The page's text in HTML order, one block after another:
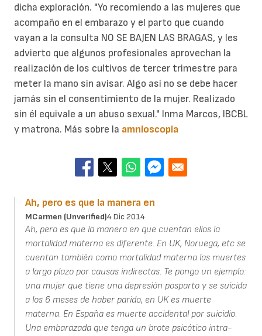
dicha exploración. "Yo recomiendo a las mujeres que
acompaño en el embarazo y el parto que cuando
vayan a la consulta NO SE BAJEN LAS BRAGAS, y les
advierto que algunos profesionales aprovechan la
realización de los cultivos de tercer trimestre para
meter la mano sin avisar. Algo así no se debe hacer
jamás sin el consentimiento de la mujer. Realizado
sin él equivale a un abuso sexual." Inma Marcos, IBCBL
y matrona. Más sobre la amnioscopia
Ah, pero es que la manera en
MCarmen (unverified)4 Dic 2014
Ah, pero es que la manera en que cuentan ellos la
mortalidad materna es diferente. En UK, Noruega, etc se
cuentan también como mortalidad materna las muertes
a largo plazo por causas indirectas. Te pongo un ejemplo:
una mujer que tiene una depresión posparto y se suicida
a los 6 meses de haber parido, en UK es muerte
materna. En España es muerte accidental por suicidio.
Una embarazada que tenga un brote psicótico intra-